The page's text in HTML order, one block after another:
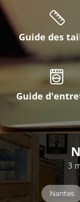
Guide des
Guide
3
Nantes